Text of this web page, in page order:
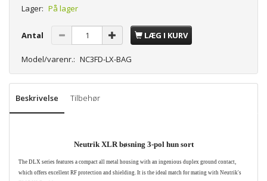
Lager: På lager
Antal LÆG I KURV
Model/varenr.: NC3FD-LX-BAG
Beskrivelse Tilbehør
Neutrik XLR bøsning 3-pol hun sort
The DLX series features a compact all metal housing with an ingenious duplex ground contact,
which offers excellent RF protection and shielding. It is the ideal match for mating with Neutrik's